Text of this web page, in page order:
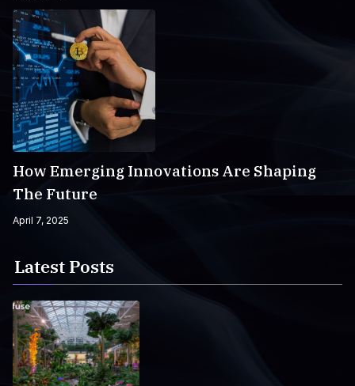
How Emerging Innovations Are Shaping
The Future
April 7, 2025
Latest Posts